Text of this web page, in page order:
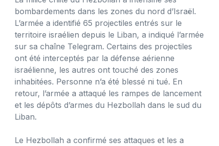
bombardements dans les zones du nord d’Israël.
L’armée a identifié 65 projectiles entrés sur le
territoire israélien depuis le Liban, a indiqué l’armée
sur sa chaîne Telegram. Certains des projectiles
ont été interceptés par la défense aérienne
israélienne, les autres ont touché des zones
inhabitées. Personne n’a été blessé ni tué. En
retour, l’armée a attaqué les rampes de lancement
et les dépôts d’armes du Hezbollah dans le sud du
Liban.
Le Hezbollah a confirmé ses attaques et les a